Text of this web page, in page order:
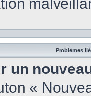
Problèmes
un
«